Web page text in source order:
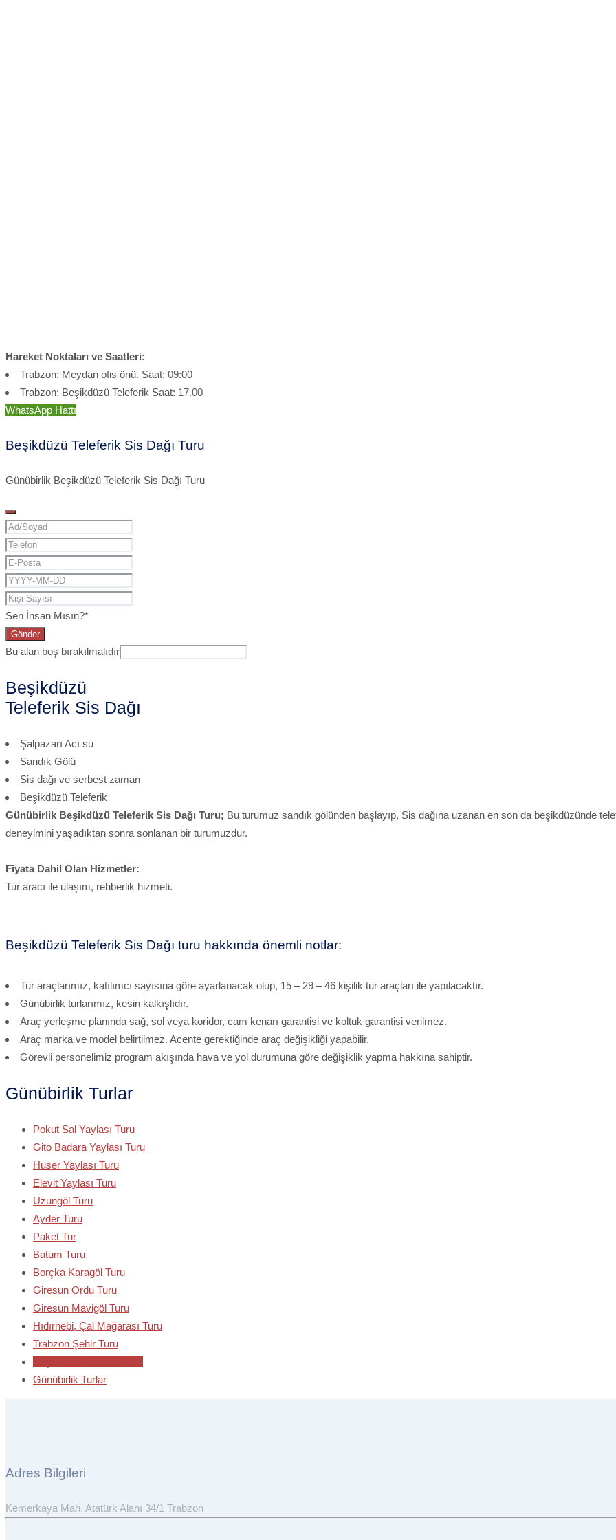
Hareket Noktaları ve Saatleri:
Trabzon: Meydan ofis önü. Saat: 09:00
Trabzon: Beşikdüzü Teleferik Saat: 17.00
WhatsApp Hattı
Beşikdüzü Teleferik Sis Dağı Turu
Günübirlik Beşikdüzü Teleferik Sis Dağı Turu
Sen İnsan Mısın?*
Gönder
Bu alan boş bırakılmalıdır
Beşikdüzü
Teleferik Sis Dağı
Şalpazarı Acı su
Sandık Gölü
Sis dağı ve serbest zaman
Beşikdüzü Teleferik
Günübirlik Beşikdüzü Teleferik Sis Dağı Turu; Bu turumuz sandık gölünden başlayıp, Sis dağına uzanan en son da beşikdüzünde
deneyimini yaşadıktan sonra sonlanan bir turumuzdur.
Fiyata Dahil Olan Hizmetler:
Tur aracı ile ulaşım, rehberlik hizmeti.
Beşikdüzü Teleferik Sis Dağı turu hakkında önemli notlar:
Tur araçlarımız, katılımcı sayısına göre ayarlanacak olup, 15 – 29 – 46 kişilik tur araçları ile yapılacaktır.
Günübirlik turlarımız, kesin kalkışlıdır.
Araç yerleşme planında sağ, sol veya koridor, cam kenarı garantisi ve koltuk garantisi verilmez.
Araç marka ve model belirtilmez. Acente gerektiğinde araç değişikliği yapabilir.
Görevli personelimiz program akışında hava ve yol durumuna göre değişiklik yapma hakkına sahiptir.
Günübirlik Turlar
Pokut Sal Yaylası Turu
Gito Badara Yaylası Turu
Huser Yaylası Turu
Elevit Yaylası Turu
Uzungöl Turu
Ayder Turu
Paket Tur
Batum Turu
Borçka Karagöl Turu
Giresun Ordu Turu
Giresun Mavigöl Turu
Hıdırnebi, Çal Mağarası Turu
Trabzon Şehir Turu
Günübirlik Turlar
Adres Bilgileri
Kemerkaya Mah. Atatürk Alanı 34/1 Trabzon